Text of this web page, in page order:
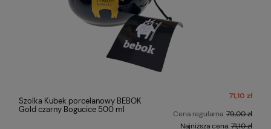
Szolka Kubek porcelanowy BEBOK
Gold czarny Bogucice 500 ml
71,10 zł
Cena regularna:79,00 zł
Najniższa cena:71,10 zł